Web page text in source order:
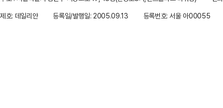
제호: 데일리안
등록일/발행일: 2005.09.13 등록번호: 서울 아00055